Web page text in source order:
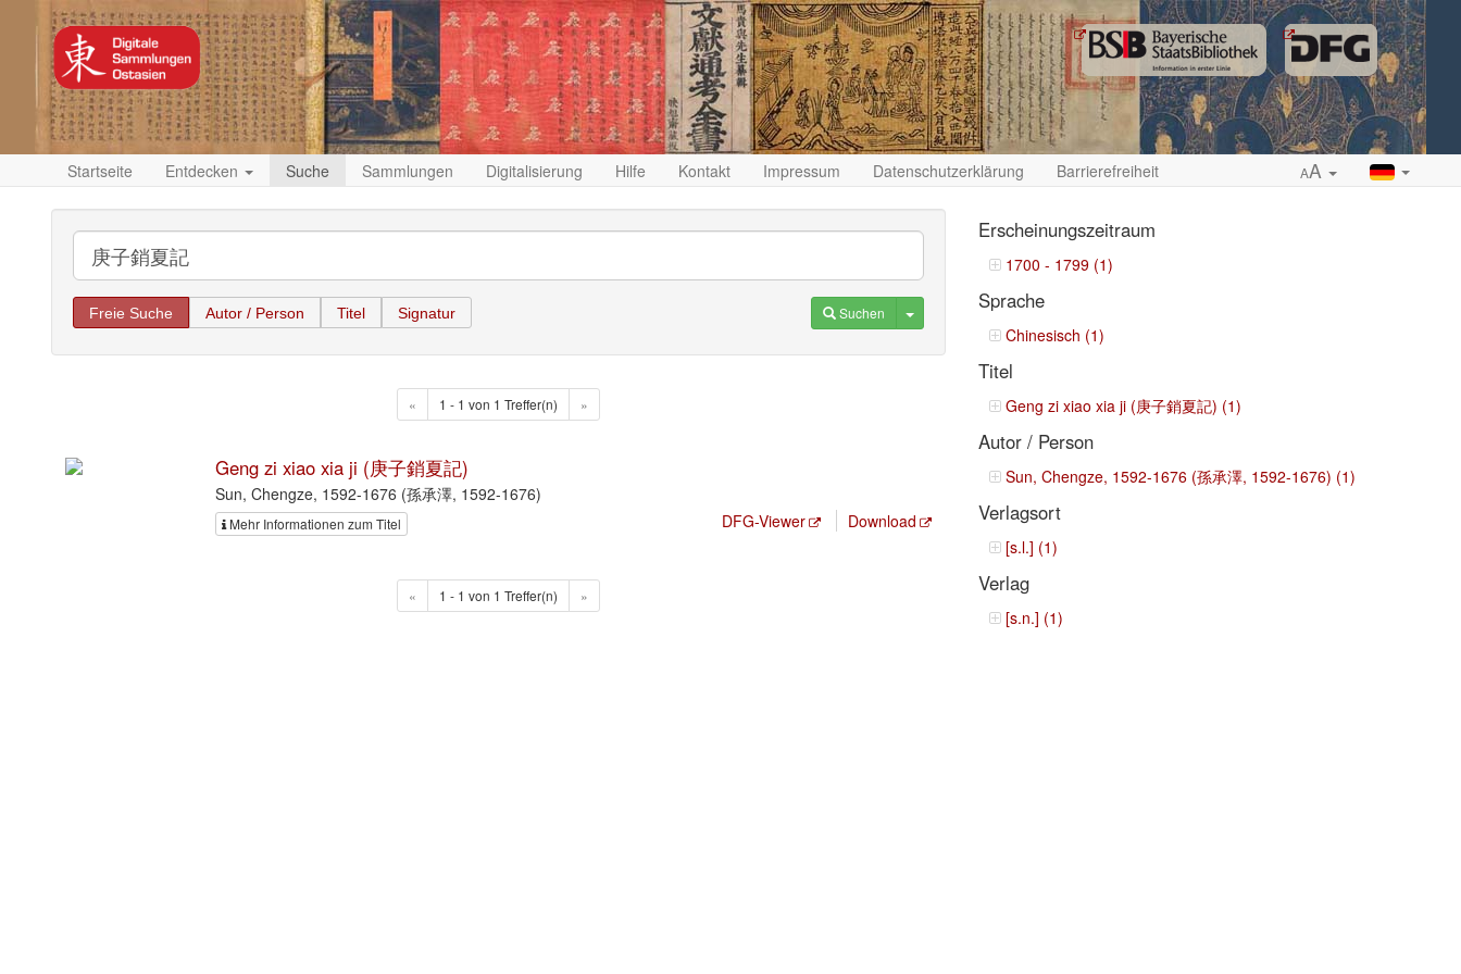
Startseite Entdecken Suche Sammlungen Digitalisierung Hilfe Kontakt Impressum Datenschutzerklärung Barrierefreiheit AA
Freie Suche Autor / Person Titel Signatur Suchen Toggle Dropdown
« 1 - 1 von 1 Treffer(n) »
Geng zi xiao xia ji (庚子銷夏記)
Sun, Chengze, 1592-1676 (孫承澤, 1592-1676)
Mehr Informationen zum Titel DFG-Viewer Download
« 1 - 1 von 1 Treffer(n) »
Erscheinungszeitraum
1700 - 1799 (1)
Sprache
Chinesisch (1)
Titel
Geng zi xiao xia ji (庚子銷夏記) (1)
Autor / Person
Sun, Chengze, 1592-1676 (孫承澤, 1592-1676) (1)
Verlagsort
[s.l.] (1)
Verlag
[s.n.] (1)